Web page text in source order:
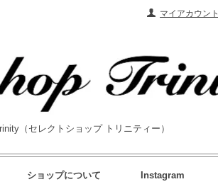
マイアカウント
（セレクトショップ トリニティー）
ショップについて Instagram